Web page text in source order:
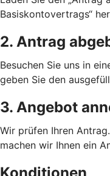
Basiskontovertrags“
2. Antrag
Besuchen Sie uns in
geben Sie den
3. Angebot
Wir prüfen Ihren
machen wir Ihnen ein
Konditionen